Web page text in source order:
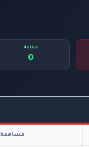
صناعة
0
مساهمة